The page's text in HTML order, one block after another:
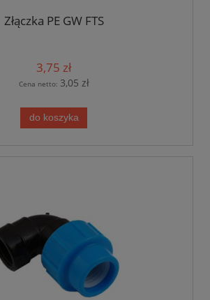
Złączka PE GW FTS
3,75 zł
Cena netto: 3,05 zł
do koszyka